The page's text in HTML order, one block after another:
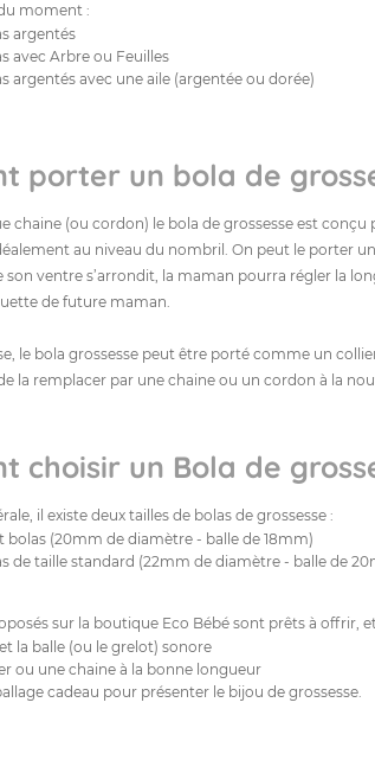
moment :
argentés
avec Arbre ou Feuilles
argentés avec une aile (argentée ou dorée)
porter un bola de
chaine (ou cordon) le bola de grossesse est
au niveau du nombril. On peut le porter
son ventre s’arrondit, la maman pourra régler la
de future maman.
le bola grossesse peut être porté comme un
la remplacer par une chaine ou un cordon à la
choisir un Bola de
il existe deux tailles de bolas de grossesse :
bolas (20mm de diamètre - balle de 18mm)
de taille standard (22mm de diamètre - balle de
sur la boutique Eco Bébé sont prêts à offrir,
la balle (ou le grelot) sonore
ou une chaine à la bonne longueur
cadeau pour présenter le bijou de grossesse.